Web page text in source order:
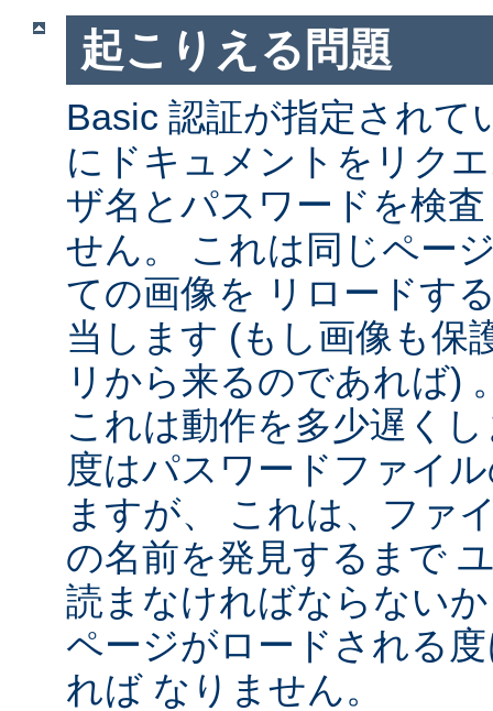
起こりえる問題
Basic 認証が指定されて
にドキュメントをリク
ザ名とパスワードを検
せん。 これは同じペー
ての画像を リロードす
当します (もし画像も保
リから来るのであれば)
これは動作を多少遅く
度はパスワードファイ
ますが、 これは、ファ
の名前を発見するまで
読まなければならない
ページがロードされる
れば なりません。